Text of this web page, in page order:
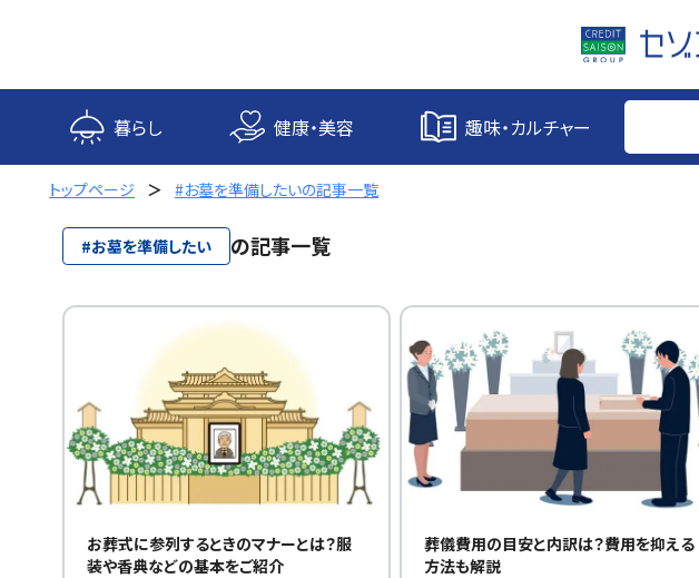
ス
プ
暮らし 健康・美容 趣味・カルチャー
トップページ #お墓を準備したいの記事一覧
#お墓を準備したい の記事一覧
お葬式に参列するときのマナーとは？服
装や香典などの基本をご紹介
葬儀費用の目安と内訳は？費用を抑える
方法も解説